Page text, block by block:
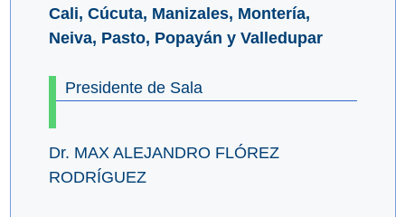
Cali, Cúcuta, Manizales, Montería,
Neiva, Pasto, Popayán y Valledupar
Presidente de Sala
Dr. MAX ALEJANDRO FLÓREZ
RODRÍGUEZ